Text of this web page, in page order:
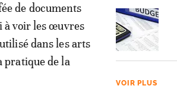
de documents
à voir les œuvres
dans les arts
pratique de la
VOIR PLUS